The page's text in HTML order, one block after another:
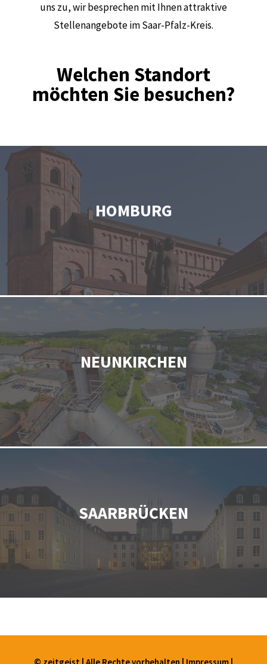
uns zu, wir besprechen mit Ihnen attraktive
Stellenangebote im Saar-Pfalz-Kreis.
Welchen Standort
möchten Sie besuchen?
HOMBURG
NEUNKIRCHEN
SAARBRÜCKEN